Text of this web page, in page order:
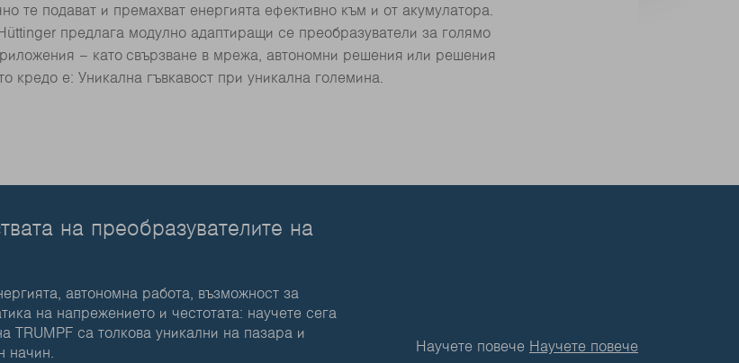
те подават и премахват енергията ефективно към и от акумулатора.
предлага модулно адаптиращи се преобразуватели за голямо
– като свързване в мрежа, автономни решения или решения
кредо е: Уникална гъвкавост при уникална големина.
на преобразувателите на
автономна работа, възможност за
на напрежението и честотата: научете сега
TRUMPF са толкова уникални на пазара и
начин.
Научете повече Научете повече